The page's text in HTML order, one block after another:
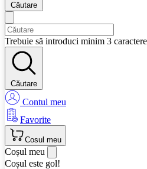
Căutare
Trebuie să introduci minim 3
Căutare
Contul meu
Favorite
Cosul meu
Coșul meu
Coșul este gol!